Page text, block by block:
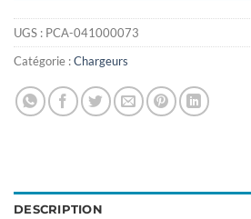
UGS : PCA-041000073
Catégorie :Chargeurs
DESCRIPTION